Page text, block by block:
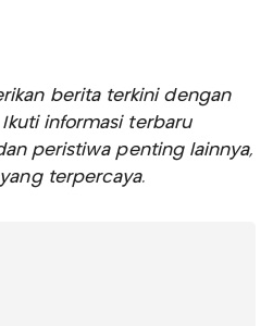
berita terkini dengan
informasi terbaru
peristiwa penting lainnya,
terpercaya.